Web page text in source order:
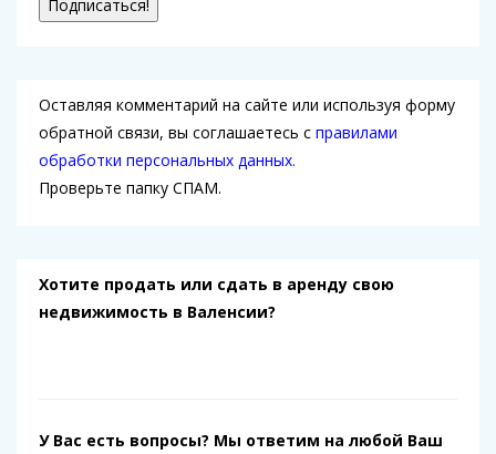
Оставляя комментарий на сайте или используя форму
обратной связи, вы соглашаетесь с правилами
обработки персональных данных.
Проверьте папку СПАМ.
Хотите продать или сдать в аренду свою
недвижимость в Валенсии?
У Вас есть вопросы? Мы ответим на любой Ваш